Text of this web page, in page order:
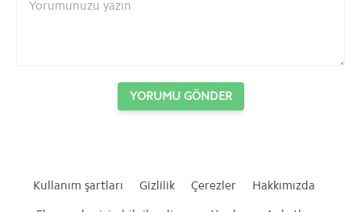
YORUMU GÖNDER
Kullanım şartları Gizlilik Çerezler
Hakkımızda